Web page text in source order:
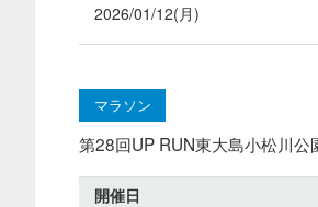
2026/01/12(月)
マラソン
第28回UP RUN東大島小松川公
開催日